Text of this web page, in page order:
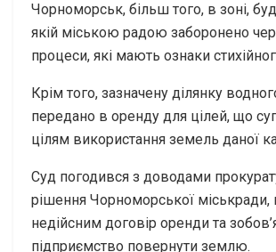
Чорноморськ, більш того, в зоні,
якій міською радою заборонено
процеси, які мають ознаки
Крім того, зазначену ділянку
передано в оренду для цілей, що
цілям використання земель даної
Суд погодився з доводами
рішення Чорноморської міськради,
недійсним договір оренди та
підприємство повернути землю.